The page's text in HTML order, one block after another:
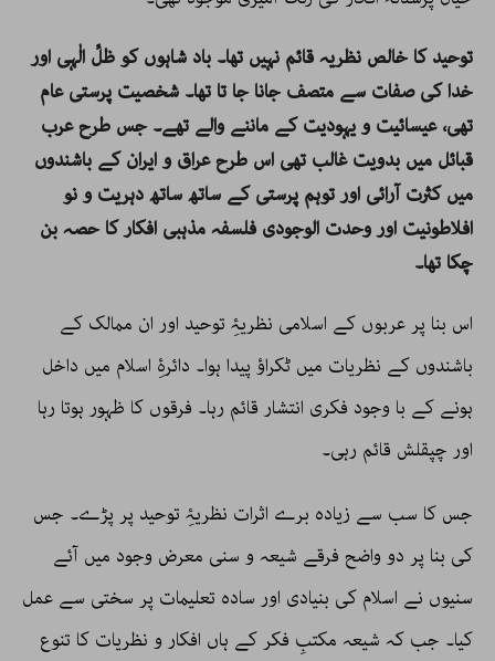
توحید کا خالص نظریہ قائم نہیں تھا۔ باد شاہوں کو ظلِّ الٰہی اور
خدا کی صفات سے متصف جانا جا تا تھا۔ شخصیت پرستی عام
تھی، عیسائیت و یہودیت کے ماننے والے تھے۔ جس طرح عرب
قبائل میں بدویت غالب تھی اس طرح عراق و ایران کے باشندوں
میں کثرت آرائی اور توہم پرستی کے ساتھ ساتھ دہریت و نو
افلاطونیت اور وحدت الوجودی فلسفہ مذہبی افکار کا حصہ بن
چکا تھا۔
اس بنا پر عربوں کے اسلامی نظریۂِ توحید اور ان ممالک کے
باشندوں کے نظریات میں ٹکراؤ پیدا ہوا۔ دائرۂِ اسلام میں داخل
ہونے کے با وجود فکری انتشار قائم رہا۔ فرقوں کا ظہور ہوتا رہا
اور چپقلش قائم رہی۔
جس کا سب سے زیادہ برے اثرات نظریۂِ توحید پر پڑے۔ جس
کی بنا پر دو واضح فرقے شیعہ و سنی معرض وجود میں آئے
سنیوں نے اسلام کی بنیادی اور سادہ تعلیمات پر سختی سے عمل
کیا۔ جب کہ شیعہ مکتبِ فکر کے ہاں افکار و نظریات کا تنوع